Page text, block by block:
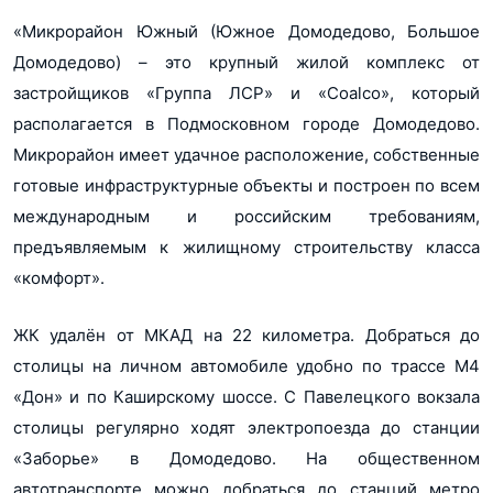
Балкон/Лоджия Есть
Терраса Нет
Форма продажи
Продажи завершены (Корпус 27, 28, 29,
30, 31)
Продажи завершены (Корпус 43)
Продажи завершены (Корпус 4-5)
Продажи завершены (Корпус 4-7)
Показать еще...
Ипотека Нет
Военная ипотека
Тип здания
Панельное (Корпус 27, 28, 29, 30, 31)
Панельное (Корпус 36, 37, 41, 42)
Панельное (Корпус 43)
Панельное (Корпус 4-5)
Панельное (Корпус 4-6)
Панельное (Корпус 4-7)
Показать еще...
Этажность
14-17 (Корпус 27, 28, 29, 30, 31)
17-22 (Корпус 36, 37, 41, 42)
17 (Корпус 43)
Проектная декларация. Корпус 36
docx, 35Кб
Проектная декларация. Корпус 37
docx, 35Кб
Проектная декларация. Корпус 38
docx, 40Кб
docx, 37Кб
docx, 37Кб
Проектная декларация. Корпус 41
docx, 45Кб
Проектная декларация. Корпус 42
docx, 45Кб
Показать все 11 планировок
«Микрорайон Южный (Южное Домодедово, Большое
Домодедово) – это крупный жилой комплекс от
застройщиков «Группа ЛСР» и «Coalco», который
располагается в Подмосковном городе Домодедово.
Микрорайон имеет удачное расположение, собственные
готовые инфраструктурные объекты и построен по всем
международным и российским требованиям,
предъявляемым к жилищному строительству класса
«комфорт».
ЖК удалён от МКАД на 22 километра. Добраться до
столицы на личном автомобиле удобно по трассе М4
«Дон» и по Каширскому шоссе. С Павелецкого вокзала
столицы регулярно ходят электропоезда до станции
«Заборье» в Домодедово. На общественном